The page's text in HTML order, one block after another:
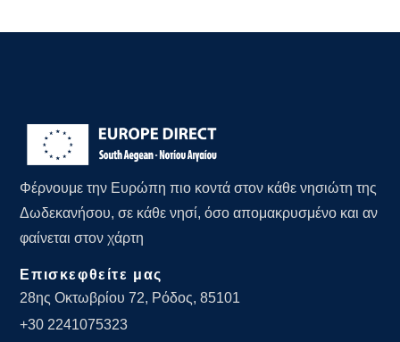
Φέρνουμε την Ευρώπη πιο κοντά στον κάθε νησιώτη της
Δωδεκανήσου, σε κάθε νησί, όσο απομακρυσμένο και αν
φαίνεται στον χάρτη
Επισκεφθείτε μας
28ης Οκτωβρίου 72, Ρόδος, 85101
+30 2241075323